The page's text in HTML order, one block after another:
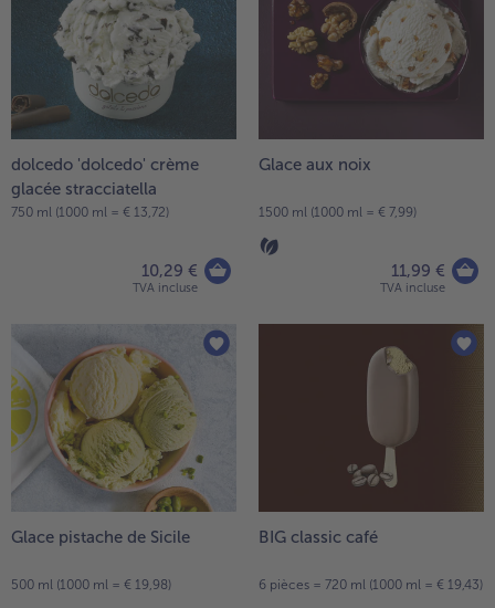
dolcedo 'dolcedo' crème
glacée stracciatella
750 ml (1000 ml = € 13,72)
10,29 €
TVA incluse
Glace aux noix
1500 ml (1000 ml = € 7,99)
11,99 €
TVA incluse
Glace pistache de Sicile
500 ml (1000 ml = € 19,98)
BIG classic café
6 pièces = 720 ml (1000 ml = € 19,43)